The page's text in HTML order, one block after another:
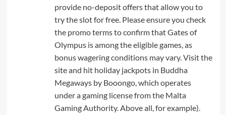
provide no-deposit offers that allow you to
try the slot for free. Please ensure you check
the promo terms to confirm that Gates of
Olympus is among the eligible games, as
bonus wagering conditions may vary. Visit the
site and hit holiday jackpots in Buddha
Megaways by Booongo, which operates
under a gaming license from the Malta
Gaming Authority. Above all, for example).